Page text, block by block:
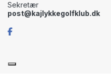
Sekretær
post@kajlykkegolfklub.dk
Copyright © 2026 - Kaj Lykke Golfklub